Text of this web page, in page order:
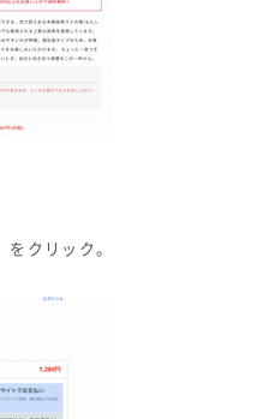
をクリック。